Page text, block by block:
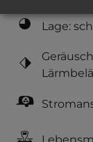
Lage: